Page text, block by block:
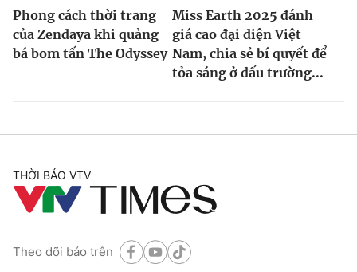
Phong cách thời trang
của Zendaya khi quảng
bá bom tấn The Odyssey
Miss Earth 2025 đánh
giá cao đại diện Việt
Nam, chia sẻ bí quyết để
tỏa sáng ở đấu trường...
THỜI BÁO VTV
Theo dõi báo trên